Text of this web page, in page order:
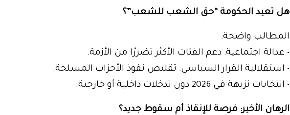
هل تعيد الحكومة “حق الشعب للشعب”؟
المطالب واضحة:
• عدالة اجتماعية: دعم الفئات الأكثر تضررًا من الأزمة.
• استقلالية القرار السياسي: تقليص نفوذ الأحزاب المسلحة.
• انتخابات نزيهة في 2026 دون تدخلات داخلية أو خارجية.
الرهان الأخير: فرصة للإنقاذ أم سقوط جديد؟